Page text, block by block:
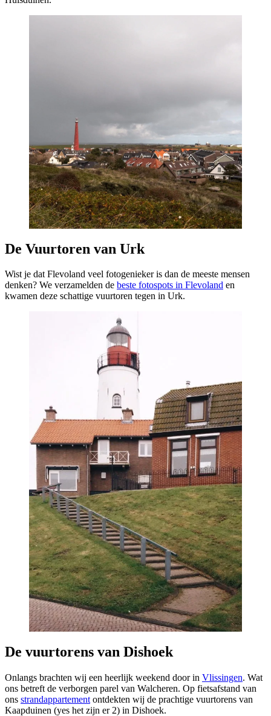
De Vuurtoren van Urk
Wist je dat Flevoland veel fotogenieker is dan de meeste mensen
denken? We verzamelden de beste fotospots in Flevoland en
kwamen deze schattige vuurtoren tegen in Urk.
De vuurtorens van Dishoek
Onlangs brachten wij een heerlijk weekend door in Vlissingen. Wat
ons betreft de verborgen parel van Walcheren. Op fietsafstand van
ons strandappartement ontdekten wij de prachtige vuurtorens van
Kaapduinen (yes het zijn er 2) in Dishoek.